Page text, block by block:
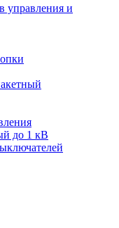
управления и
до 1 кВ